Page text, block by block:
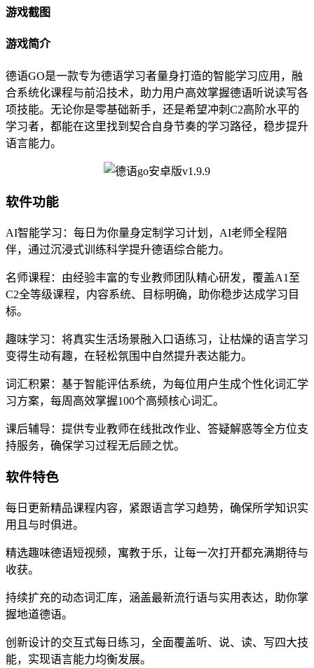
游戏截图
游戏简介
德语GO是一款专为德语学习者量身打造的智能学习应用，融
合系统化课程与前沿技术，助力用户高效掌握德语听说读写各
项技能。无论你是零基础新手，还是希望冲刺C2高阶水平的
学习者，都能在这里找到契合自身节奏的学习路径，稳步提升
语言能力。
软件功能
AI智能学习：每日为你量身定制学习计划，AI老师全程陪
伴，通过沉浸式训练科学提升德语综合能力。
名师课程：由经验丰富的专业教师团队精心研发，覆盖A1至
C2全等级课程，内容系统、目标明确，助你稳步达成学习目
标。
趣味学习：将真实生活场景融入口语练习，让枯燥的语言学习
变得生动有趣，在轻松氛围中自然提升表达能力。
词汇积累：基于智能评估系统，为每位用户生成个性化词汇学
习方案，每周高效掌握100个高频核心词汇。
课后辅导：提供专业教师在线批改作业、答疑解惑等全方位支
持服务，确保学习过程无后顾之忧。
软件特色
每日更新精品课程内容，紧跟语言学习趋势，确保所学知识实
用且与时俱进。
精选趣味德语短视频，寓教于乐，让每一次打开都充满期待与
收获。
持续扩充的动态词汇库，涵盖最新流行语与实用表达，助你掌
握地道德语。
创新设计的交互式每日练习，全面覆盖听、说、读、写四大技
能，实现语言能力均衡发展。